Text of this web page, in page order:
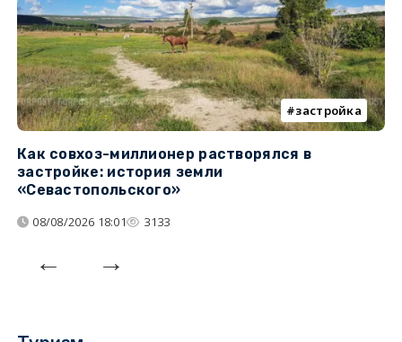
застройка
Как совхоз-миллионер растворялся в
застройке: история земли
«Севастопольского»
08/08/2026 18:01 3133